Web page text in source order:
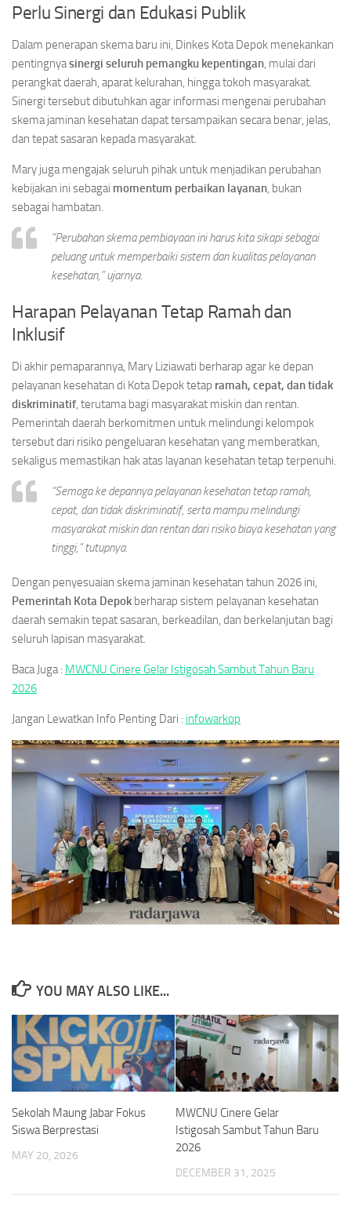
Perlu Sinergi dan Edukasi Publik
Dalam penerapan skema baru ini, Dinkes Kota Depok menekankan
pentingnyasinergi seluruh pemangku kepentingan, mulai dari
perangkat daerah, aparat kelurahan, hingga tokoh masyarakat.
Sinergi tersebut dibutuhkan agar informasi mengenai perubahan
skema jaminan kesehatan dapat tersampaikan secara benar, jelas,
dan tepat sasaran kepada masyarakat.
Mary juga mengajak seluruh pihak untuk menjadikan perubahan
kebijakan ini sebagai momentum perbaikan layanan, bukan
sebagai hambatan.
“Perubahan skema pembiayaan ini harus kita sikapi sebagai
peluang untuk memperbaiki sistem dan kualitas pelayanan
kesehatan,” ujarnya.
Harapan Pelayanan Tetap Ramah dan
Inklusif
Di akhir pemaparannya, Mary Liziawati berharap agar ke depan
pelayanan kesehatan di Kota Depok tetap ramah, cepat, dan tidak
diskriminatif, terutama bagi masyarakat miskin dan rentan.
Pemerintah daerah berkomitmen untuk melindungi kelompok
tersebut dari risiko pengeluaran kesehatan yang memberatkan,
sekaligus memastikan hak atas layanan kesehatan tetap terpenuhi.
“Semoga ke depannya pelayanan kesehatan tetap ramah,
cepat, dan tidak diskriminatif, serta mampu melindungi
masyarakat miskin dan rentan dari risiko biaya kesehatan yang
tinggi,” tutupnya.
Dengan penyesuaian skema jaminan kesehatan tahun 2026 ini,
Pemerintah Kota Depok berharap sistem pelayanan kesehatan
daerah semakin tepat sasaran, berkeadilan, dan berkelanjutan bagi
seluruh lapisan masyarakat.
Baca Juga : MWCNU Cinere Gelar Istigosah Sambut Tahun Baru
2026
Jangan Lewatkan Info Penting Dari : infowarkop
YOU MAY ALSO LIKE...
Sekolah Maung Jabar Fokus
Siswa Berprestasi
MAY 20, 2026
MWCNU Cinere Gelar
Istigosah Sambut Tahun Baru
2026
DECEMBER 31, 2025